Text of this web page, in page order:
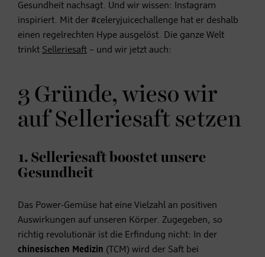
Gesundheit nachsagt. Und wir wissen: Instagram
inspiriert. Mit der #celeryjuicechallenge hat er deshalb
einen regelrechten Hype ausgelöst. Die ganze Welt
trinkt Selleriesaft – und wir jetzt auch:
3 Gründe, wieso wir
auf Selleriesaft setzen
1. Selleriesaft boostet unsere
Gesundheit
Das Power-Gemüse hat eine Vielzahl an positiven
Auswirkungen auf unseren Körper. Zugegeben, so
richtig revolutionär ist die Erfindung nicht: In der
chinesischen Medizin (TCM) wird der Saft bei